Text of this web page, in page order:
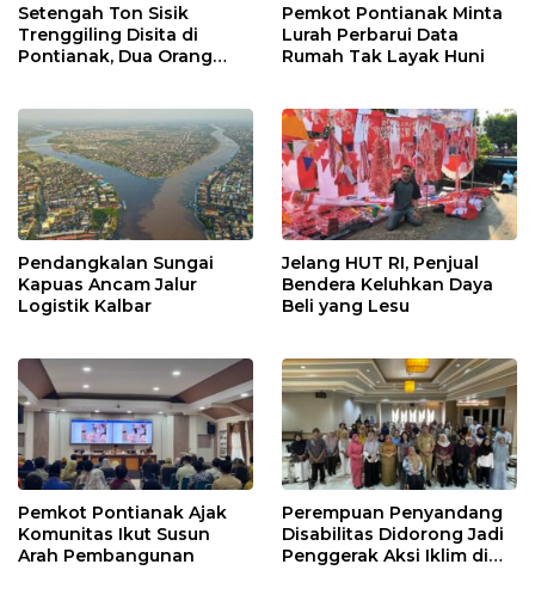
Setengah Ton Sisik
Trenggiling Disita di
Pontianak, Dua Orang
Pemkot Pontianak Minta
Lurah Perbarui Data
Rumah Tak Layak Huni
Pendangkalan Sungai
Kapuas Ancam Jalur
Logistik Kalbar
Jelang HUT RI, Penjual
Bendera Keluhkan Daya
Beli yang Lesu
Pemkot Pontianak Ajak
Komunitas Ikut Susun
Arah Pembangunan
Perempuan Penyandang
Disabilitas Didorong Jadi
Penggerak Aksi Iklim di